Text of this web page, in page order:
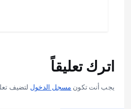
اترك تعليقاً
يجب أنت تكون مسجل الدخول لتضيف
هوي آن… مدينة